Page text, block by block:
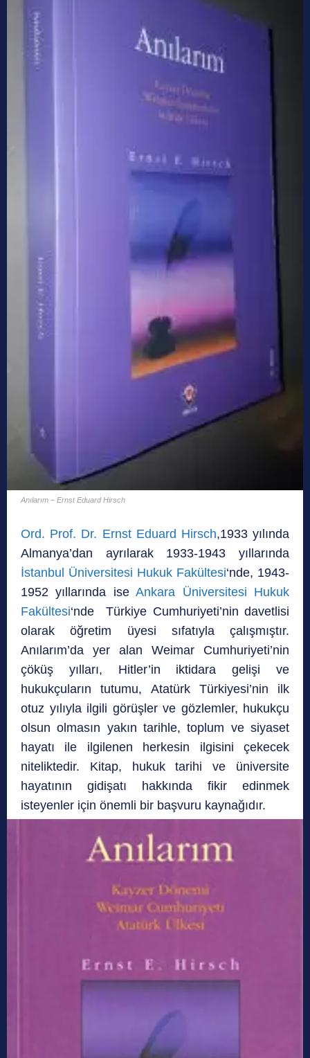
Anılarım – Ernst Eduard Hirsch
Ord. Prof. Dr. Ernst Eduard Hirsch,1933 yılında
Almanya’dan ayrılarak 1933-1943 yıllarında
İstanbul Üniversitesi Hukuk Fakültesi‘nde, 1943-
1952 yıllarında iseAnkara Üniversitesi Hukuk
Fakültesi‘nde Türkiye Cumhuriyeti’nin davetlisi
olarak öğretim üyesi sıfatıyla çalışmıştır.
Anılarım’da yer alan Weimar Cumhuriyeti’nin
çöküş yılları, Hitler’in iktidara gelişi ve
hukukçuların tutumu, Atatürk Türkiyesi’nin ilk
otuz yılıyla ilgili görüşler ve gözlemler, hukukçu
olsun olmasın yakın tarihle, toplum ve siyaset
hayatı ile ilgilenen herkesin ilgisini çekecek
niteliktedir. Kitap, hukuk tarihi ve üniversite
hayatının gidişatı hakkında fikir edinmek
isteyenler için önemli bir başvuru kaynağıdır.